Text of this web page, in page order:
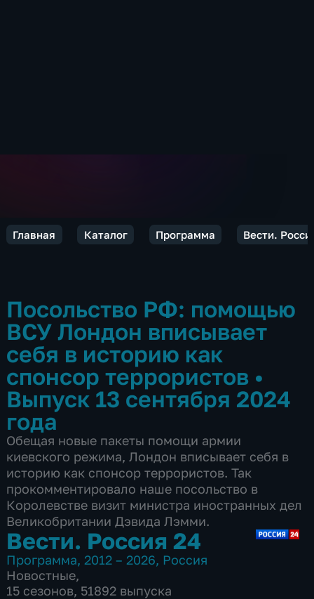
Главная Каталог Программа Вести.
Посольство РФ: помощью
ВСУ Лондон вписывает
себя в историю как
спонсор террористов •
Выпуск 13 сентября 2024
года
Обещая новые пакеты помощи армии
киевского режима, Лондон вписывает себя в
историю как спонсор террористов. Так
прокомментировало наше посольство в
Королевстве визит министра иностранных дел
Великобритании Дэвида Лэмми.
Вести. Россия 24
Программа, 2012 – 2026, Россия
Новостные,
15 сезонов, 51892 выпуска